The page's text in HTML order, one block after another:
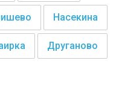
Насекина
Друганово